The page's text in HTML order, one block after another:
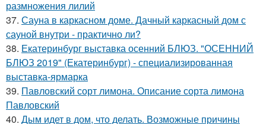
размножения лилий
37. Сауна в каркасном доме. Дачный каркасный дом с
сауной внутри - практично ли?
38. Екатеринбург выставка осенний БЛЮЗ. "ОСЕННИЙ
БЛЮЗ 2019" (Екатеринбург) - специализированная
выставка-ярмарка
39. Павловский сорт лимона. Описание сорта лимона
Павловский
40. Дым идет в дом, что делать. Возможные причины